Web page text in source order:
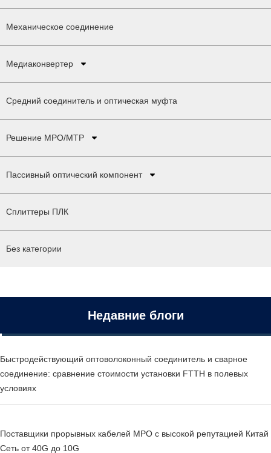
Механическое соединение
Медиаконвертер
Средний соединитель и оптическая муфта
Решение MPO/MTP
Пассивный оптический компонент
Сплиттеры ПЛК
Без категории
Недавние блоги
Быстродействующий оптоволоконный соединитель и сварное
соединение: сравнение стоимости установки FTTH в полевых
условиях
Поставщики прорывных кабелей MPO с высокой репутацией Китай
Сеть от 40G до 10G